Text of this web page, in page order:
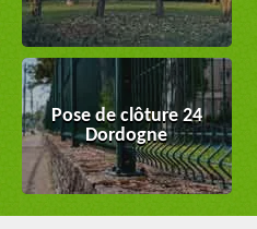
Pose de clôture 24
Dordogne